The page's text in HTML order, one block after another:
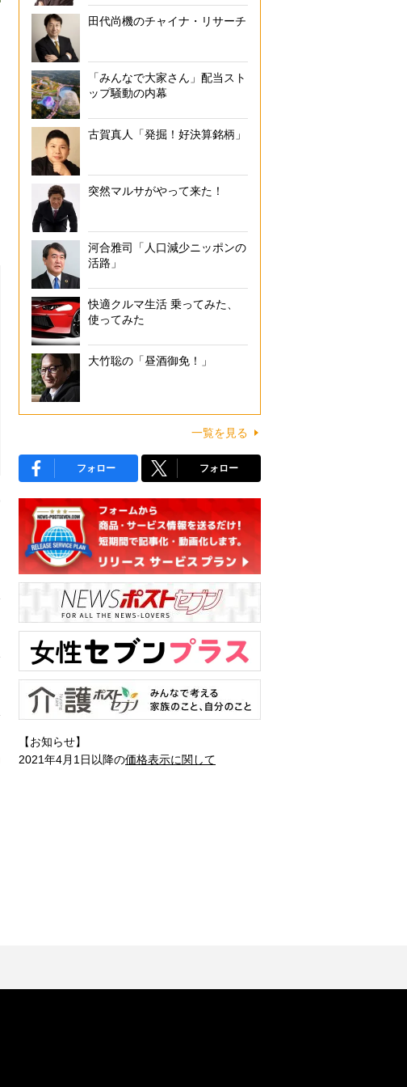
決勝でゴールを決めたディ・マリアのもとに駆けつけるメッシら。後ろには大
（Getty Images）
田代尚機のチャイナ・リサーチ
「みんなで大家さん」配当スト
ップ騒動の内幕
古賀真人「発掘！好決算銘柄」
突然マルサがやって来た！
河合雅司「人口減少ニッポンの
活路」
快適クルマ生活 乗ってみた、
使ってみた
大竹聡の「昼酒御免！」
一覧を見る
フォロー フォロー
【お知らせ】
2021年4月1日以降の価格表示に関して